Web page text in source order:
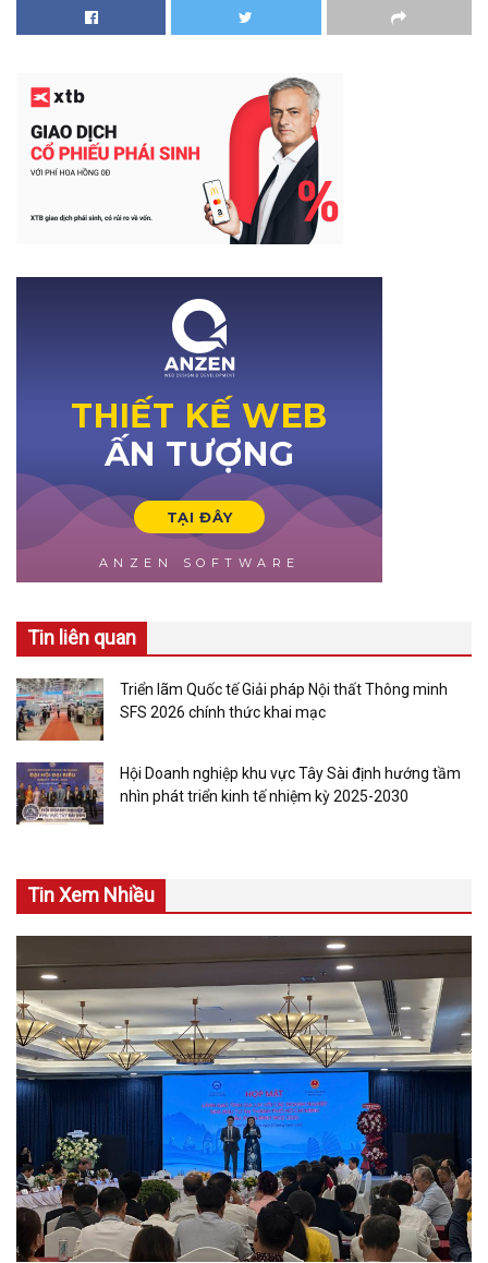
Tin liên quan
Triển lãm Quốc tế Giải pháp Nội thất Thông minh
SFS 2026 chính thức khai mạc
Hội Doanh nghiệp khu vực Tây Sài định hướng tầm
nhìn phát triển kinh tế nhiệm kỳ 2025-2030
Tin Xem Nhiều